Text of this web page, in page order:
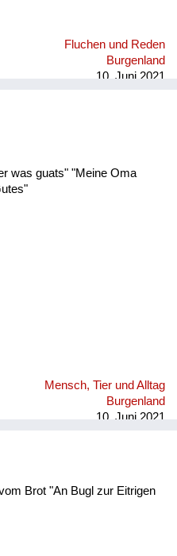
Fluchen und Reden
Burgenland
10. Juni 2021
was guats" "Meine Oma
Mensch, Tier und Alltag
Burgenland
10. Juni 2021
Brot "An Bugl zur Eitrigen